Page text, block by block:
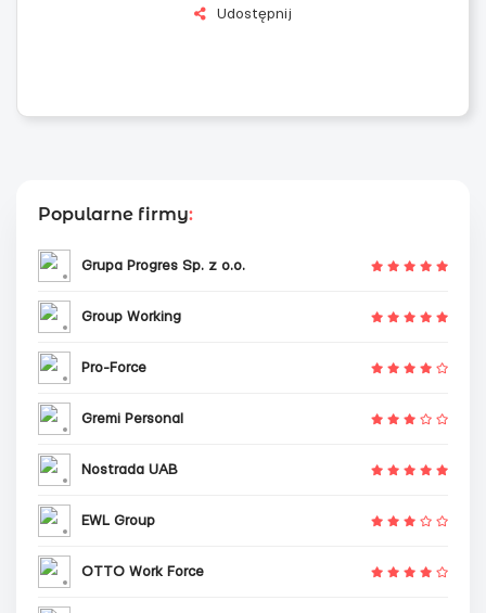
Udostępnij
Popularne firmy:
Grupa Progres Sp. z o.o.
Group Working
Pro-Force
Gremi Personal
Nostrada UAB
EWL Group
OTTO Work Force